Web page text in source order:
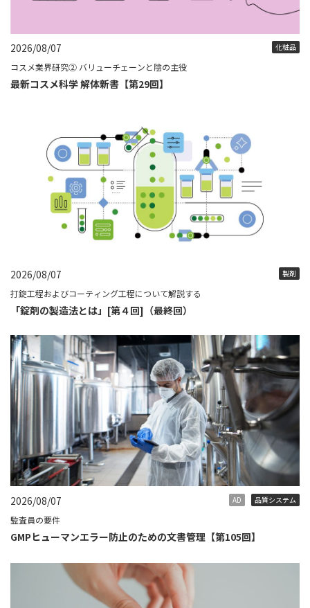
2026/08/07 化粧品
コスメ業界研究② バリューチェーンと陰の主役
最新コスメ科学 解体新書【第29回】
2026/08/07 製剤
打錠工程およびコーティング工程について解説する
「錠剤の製造法とは」[第４回]（最終回）
2026/08/07 AD 品質システム
監査員の要件
GMPヒューマンエラー防止のための文書管理【第105回】